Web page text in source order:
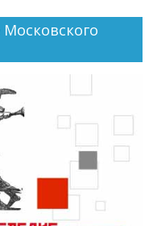
Московского